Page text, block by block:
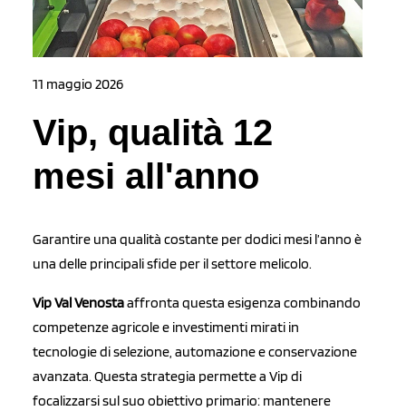
11 maggio 2026
Vip, qualità 12
mesi all'anno
Garantire una qualità costante per dodici mesi l’anno è
una delle principali sfide per il settore melicolo.
VipVal Venostaaffronta questa esigenza combinando
competenze agricole e investimenti mirati in
tecnologie di selezione, automazione e conservazione
avanzata. Questa strategia permette a Vip di
focalizzarsi sul suo obiettivo primario: mantenere